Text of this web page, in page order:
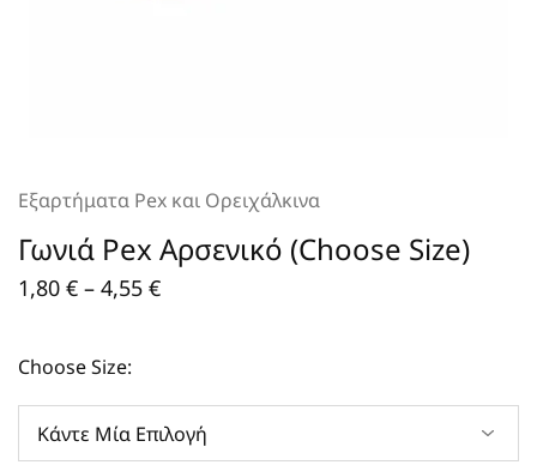
Εξαρτήματα Pex και Ορειχάλκινα
Γωνιά Pex Αρσενικό (Choose Size)
1,80 € – 4,55 €
Choose Size: